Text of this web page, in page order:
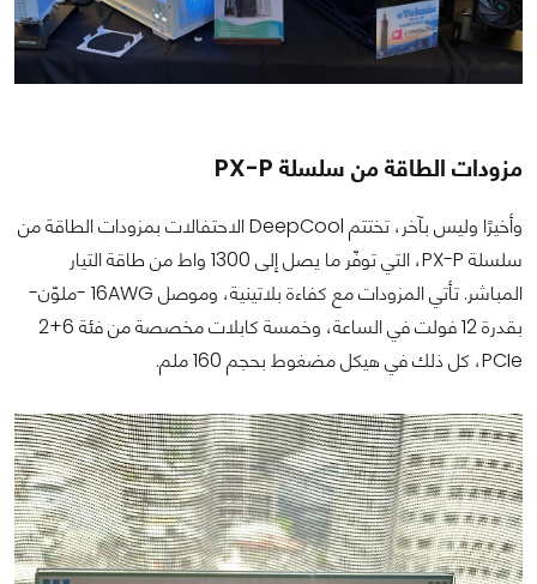
مزودات الطاقة من سلسلة PX-P
وأخيرًا وليس بآخر، تختتم DeepCool الاحتفالات بمزودات الطاقة من
سلسلة PX-P، التي توفّر ما يصل إلى 1300 واط من طاقة التيار
المباشر. تأتي المزودات مع كفاءة بلاتينية، وموصل 16AWG -ملوّن-
بقدرة 12 فولت في الساعة، وخمسة كابلات مخصصة من فئة 6+2
PCIe، كل ذلك في هيكل مضغوط بحجم 160 ملم.